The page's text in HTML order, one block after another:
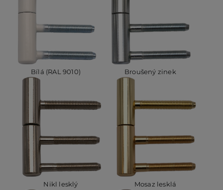
Bílá (RAL 9010) Broušený zinek
Nikl lesklý Mosaz lesklá